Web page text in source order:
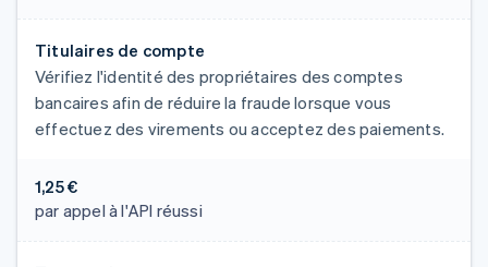
Titulaires de compte
Vérifiez l'identité des propriétaires des comptes
bancaires afin de réduire la fraude lorsque vous
effectuez des virements ou acceptez des paiements.
1,25 €
par appel à l'API réussi